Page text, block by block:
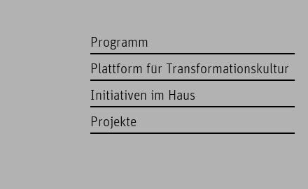
Programm
Plattform für Transformationskultur
Initiativen im Haus
Projekte